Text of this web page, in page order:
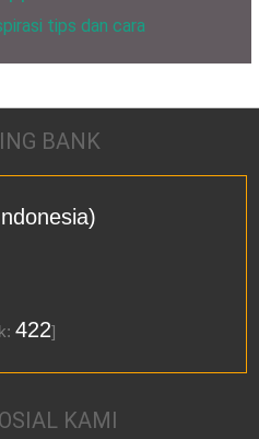
tips dan cara
BANK
422]
KAMI